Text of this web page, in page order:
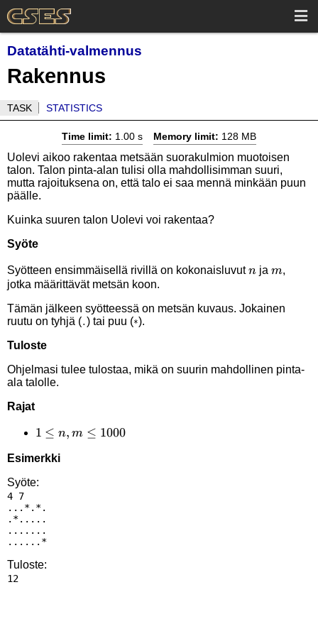
Datatähti-valmennus
Rakennus
TASK STATISTICS
Time limit: 1.00 s Memory limit: 128 MB
Uolevi aikoo rakentaa metsään suorakulmion muotoisen
talon. Talon pinta-alan tulisi olla mahdollisimman suuri,
mutta rajoituksena on, että talo ei saa mennä minkään puun
päälle.
Kuinka suuren talon Uolevi voi rakentaa?
Syöte
Syötteen ensimmäisellä rivillä on kokonaisluvutn
nja m
m,
jotka määrittävät metsän koon.
Tämän jälkeen syötteessä on metsän kuvaus. Jokainen
ruutu on tyhjä (. ) tai puu (*).
Tuloste
Ohjelmasi tulee tulostaa, mikä on suurin mahdollinen pinta-
ala talolle.
Rajat
1 \le
\le
1000
1 ≤ n, m ≤ 1000
Esimerkki
Syöte:
4 7
...*.*.
.*.....
.......
......*
Tuloste:
12